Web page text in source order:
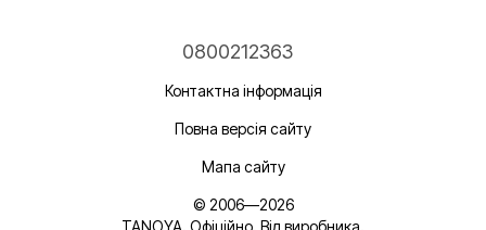
0800212363
Контактна інформація
Повна версія сайту
Мапа сайту
© 2006—2026
TANOYA. Офіційно. Від виробника.